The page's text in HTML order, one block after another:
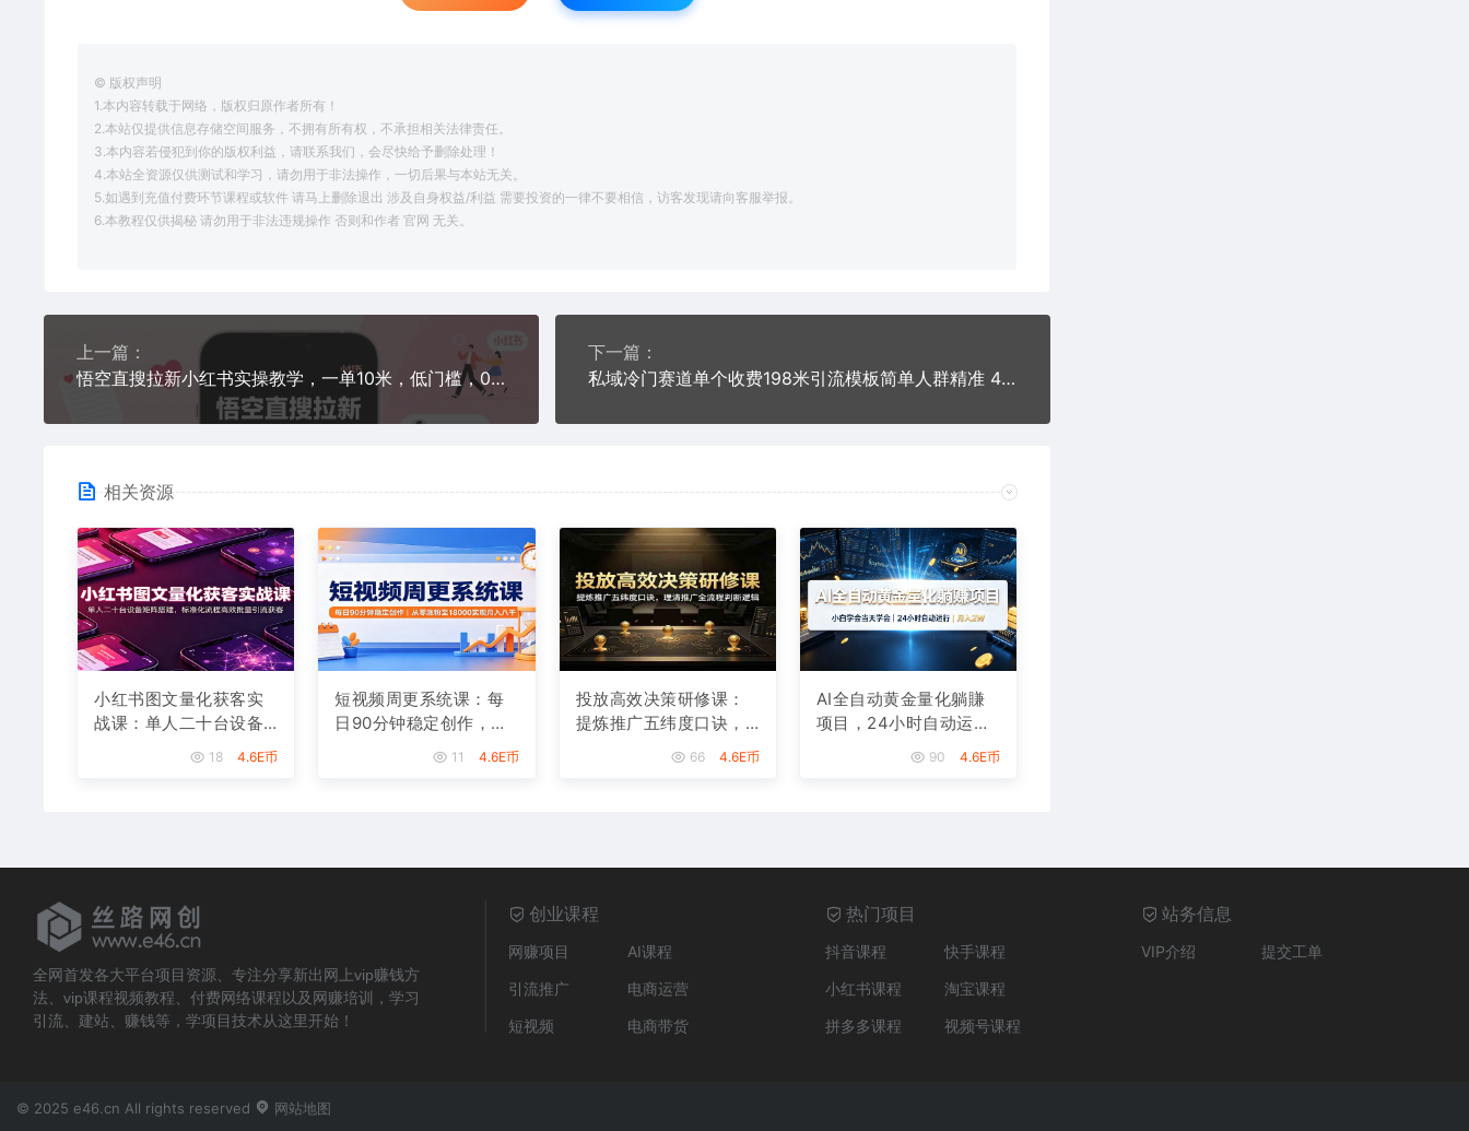
© 版权声明
1.本内容转载于网络，版权归原作者所有！
2.本站仅提供信息存储空间服务，不拥有所有权，不承担相关法律责任。
3.本内容若侵犯到你的版权利益，请联系我们，会尽快给予删除处理！
4.本站全资源仅供测试和学习，请勿用于非法操作，一切后果与本站无关。
5.如遇到充值付费环节课程或软件 请马上删除退出 涉及自身权益/利益 需要投资的一律不要相信，访客发现请向客服举报。
6.本教程仅供揭秘 请勿用于非法违规操作 否则和作者 官网 无关。
上一篇：
悟空直搜拉新小红书实操教学，一单10米，低门槛，0粉丝小白也能日入多张
下一篇：
私域冷门赛道单个收费198米引流模板简单人群精准 45%的转化率单人一天大概收益多张
相关资源
小红书图文量化获客实
战课：单人二十台设备
矩阵搭建，标准化流程
18 4.6E币
短视频周更系统课：每
日90分钟稳定创作，从
零涨粉至18000实现月
11 4.6E币
投放高效决策研修课：
提炼推广五纬度口诀，
理清推广全流程判断逻
66 4.6E币
AI全自动黄金量化躺賺
项目，24小时自动运
行，月入2W！ 90 4.6E币
全网首发各大平台项目资源、专注分享新出网上vip赚钱方
法、vip课程视频教程、付费网络课程以及网赚培训，学习
引流、建站、赚钱等，学项目技术从这里开始！
创业课程
网赚项目
AI课程
引流推广
电商运营
短视频
电商带货
热门项目
抖音课程
快手课程
小红书课程
淘宝课程
拼多多课程
视频号课程
站务信息
VIP介绍 提交工单
© 2025 e46.cn All rights reserved 网站地图